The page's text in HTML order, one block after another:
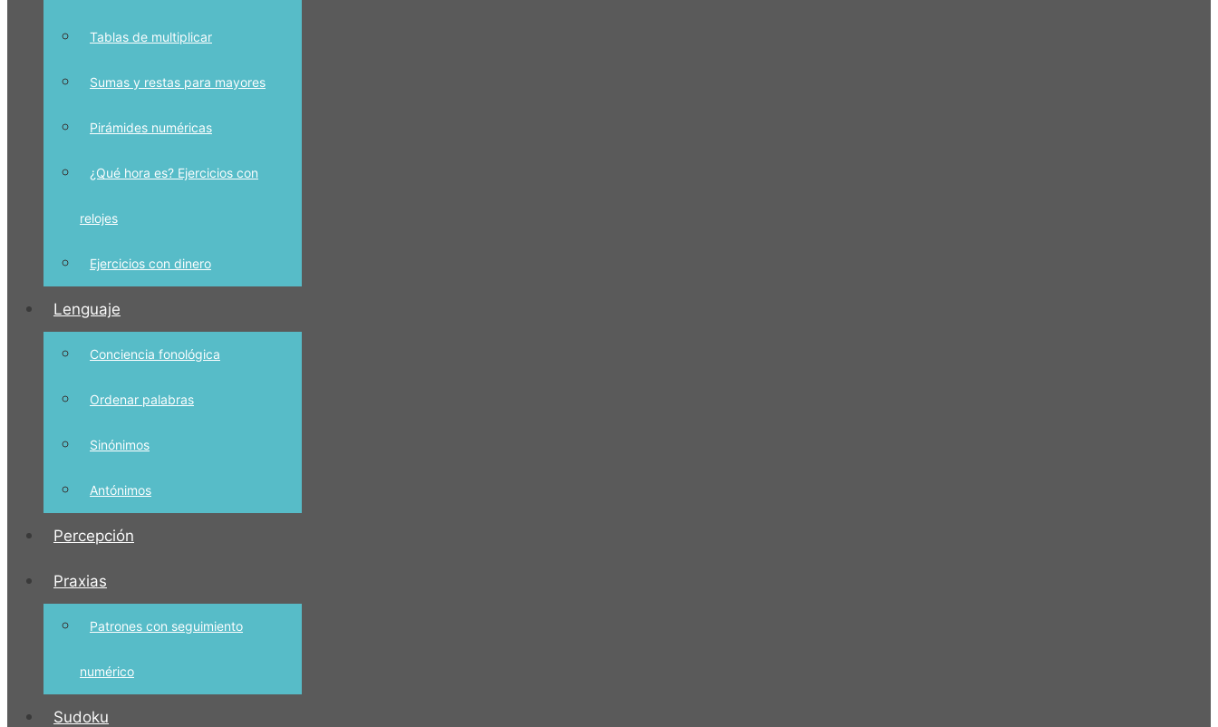
Tablas de multiplicar
Sumas y restas para mayores
Pirámides numéricas
¿Qué hora es? Ejercicios con
relojes
Ejercicios con dinero
Lenguaje
Conciencia fonológica
Ordenar palabras
Sinónimos
Antónimos
Percepción
Praxias
Patrones con seguimiento
numérico
Sudoku